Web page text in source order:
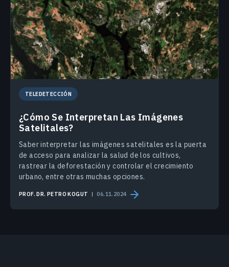
TELEDETECCIÓN
¿Cómo Se Interpretan Las Imágenes
Satelitales?
Saber interpretar las imágenes satelitales es la puerta
de acceso para analizar la salud de los cultivos,
rastrear la deforestación y controlar el crecimiento
urbano, entre otras muchas opciones.
PROF. DR. PETRO KOGUT 06.11.2024